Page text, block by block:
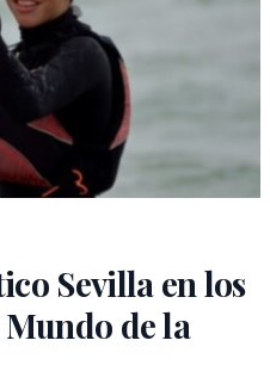
Sevilla en los
de la